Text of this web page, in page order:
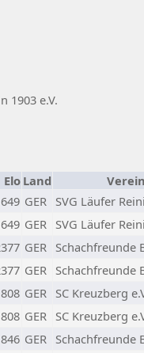
1903 e.V.
Elo Land
GER SVG Läufer
GER SVG Läufer
GER Schachfreunde
GER Schachfreunde
GER SC Kreuzberg
GER SC Kreuzberg
GER Schachfreunde